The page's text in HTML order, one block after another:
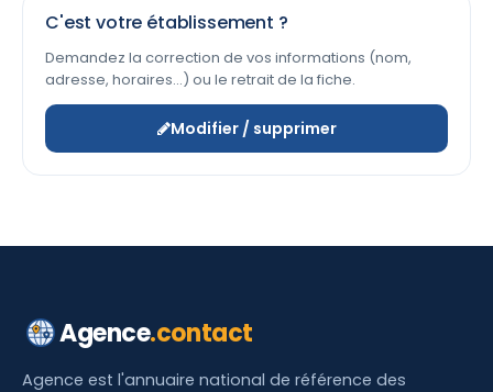
C'est votre établissement ?
Demandez la correction de vos informations (nom,
adresse, horaires…) ou le retrait de la fiche.
Modifier / supprimer
Agence.contact
Agence est l'annuaire national de référence des